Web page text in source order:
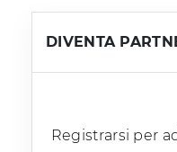
DIVENTA
Registrarsi per